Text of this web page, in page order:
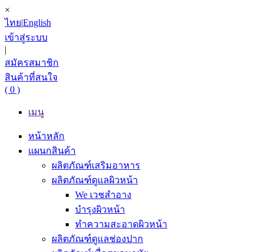
×
ไทย|English
เข้าสู่ระบบ
|
สมัครสมาชิก
สินค้าที่สนใจ
( 0 )
เมนู
หน้าหลัก
แผนกสินค้า
ผลิตภัณฑ์เสริมอาหาร
ผลิตภัณฑ์ดูแลผิวหน้า
We เวชสำอาง
บำรุงผิวหน้า
ทำความสะอาดผิวหน้า
ผลิตภัณฑ์ดูแลช่องปาก